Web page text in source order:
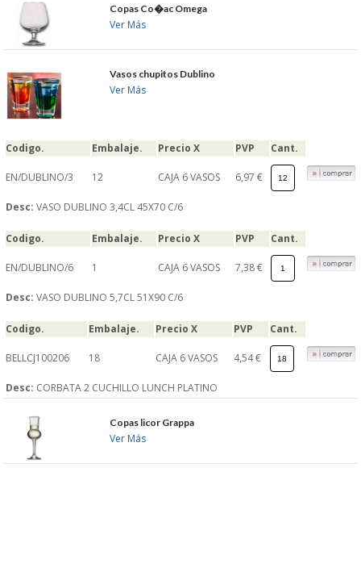
Copas Co�ac Omega
Ver Más
Vasos chupitos Dublino
Ver Más
Codigo. Embalaje. Precio X PVP Cant.
EN/DUBLINO/3 12 CAJA 6 VASOS 6,97 €
Desc: VASO DUBLINO 3,4CL 45X70 C/6
Codigo. Embalaje. Precio X PVP Cant.
EN/DUBLINO/6 1 CAJA 6 VASOS 7,38 €
Desc: VASO DUBLINO 5,7CL 51X90 C/6
Codigo. Embalaje. Precio X PVP Cant.
BELLCJ100206 18 CAJA 6 VASOS 4,54 €
Desc: CORBATA 2 CUCHILLO LUNCH PLATINO
Copas licor Grappa
Ver Más